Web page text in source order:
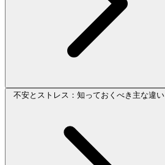
不安とストレス：知っておくべき主な違い